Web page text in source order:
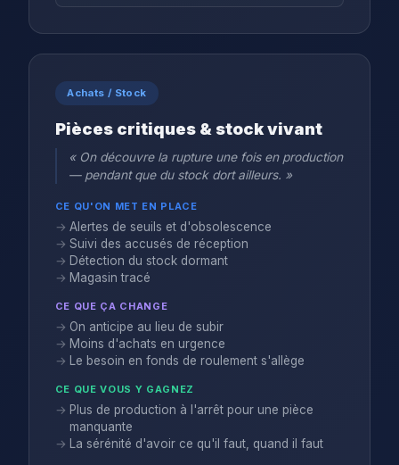
Achats / Stock
Pièces critiques & stock vivant
« On découvre la rupture une fois en production
— pendant que du stock dort ailleurs. »
CE QU'ON MET EN PLACE
Alertes de seuils et d'obsolescence
Suivi des accusés de réception
Détection du stock dormant
Magasin tracé
CE QUE ÇA CHANGE
On anticipe au lieu de subir
Moins d'achats en urgence
Le besoin en fonds de roulement s'allège
CE QUE VOUS Y GAGNEZ
Plus de production à l'arrêt pour une pièce
manquante
La sérénité d'avoir ce qu'il faut, quand il faut